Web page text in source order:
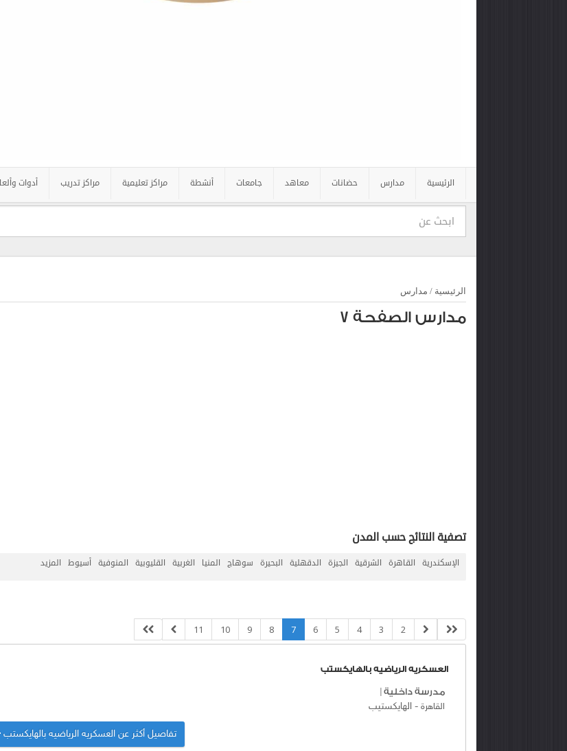
الرئيسية مدارس حضانات معاهد جامعات أنشطة مراكز تعليمية مراكز تدريب أدوات
الرئيسية / مدارس
مدارس الصفحة 7
تصفية النتائج حسب المدن
الإسكندرية القاهرة الشرقية الجيزة الدقهلية البحيرة سوهاج المنيا الغربية القليوبية المنوفية أسيوط المزيد
2
3
4
5
6
7
8
9
10
11
العسكريه الرياضيه بالهايكستب
مدرسة داخلية
القاهرة - الهايكستيب
تفاصيل أكثر عن العسكريه الرياضيه بالهايكستب